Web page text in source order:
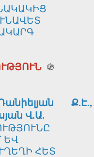
֍
Ք.Է.,
Վ.Ա.
ԵՎ
ՀԵՏ